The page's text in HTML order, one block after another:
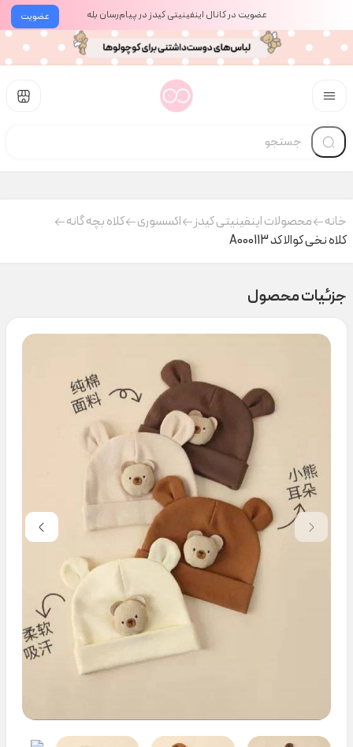
عضویت عضویت در کانال اینفینیتی کیدز در پیام‌رسان بله
خانه محصولات اینفینیتی کیدز اکسسوری
کلاه بچه گانه
کلاه نخی کوالا کد A000113
جزئیات محصول